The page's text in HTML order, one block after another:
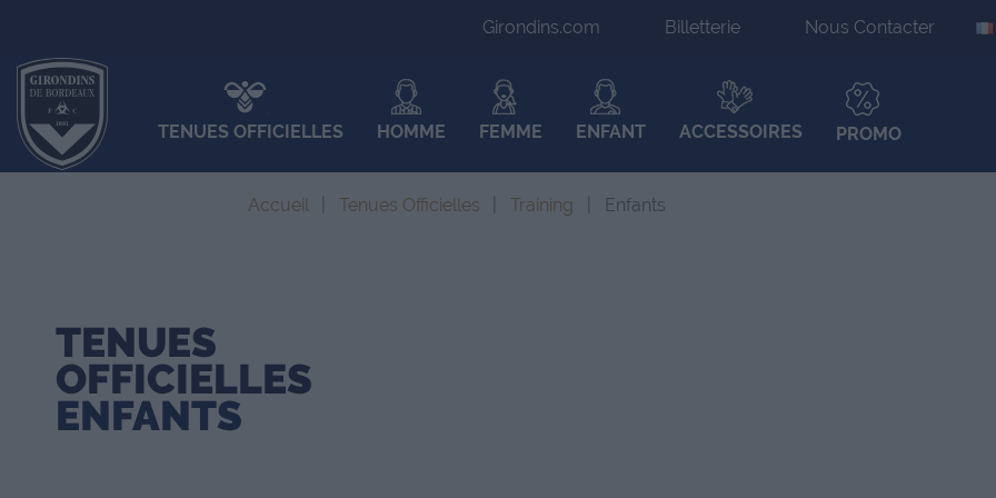
Girondins.com Billetterie Nous Contacter
TENUES OFFICIELLES HOMME FEMME ENFANT ACCESSOIRES PROMO
Accueil Tenues Officielles Training Enfants
TENUES
OFFICIELLES
ENFANTS